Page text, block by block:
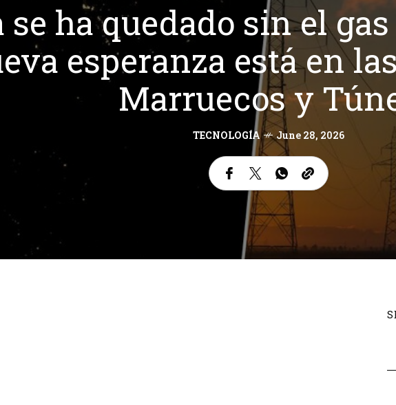
se ha quedado sin el
esperanza está en
Marruecos y
TECNOLOGÍA June 28, 2026